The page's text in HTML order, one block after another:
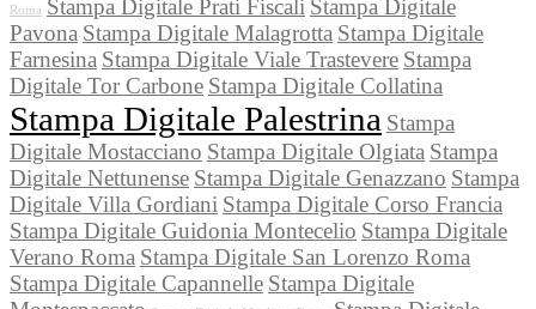
Roma Stampa Digitale Prati Fiscali Stampa Digitale
Pavona Stampa Digitale Malagrotta Stampa Digitale
Farnesina Stampa Digitale Viale Trastevere Stampa
Digitale Tor Carbone Stampa Digitale Collatina
Stampa Digitale Palestrina Stampa
Digitale Mostacciano Stampa Digitale Olgiata Stampa
Digitale Nettunense Stampa Digitale Genazzano Stampa
Digitale Villa Gordiani Stampa Digitale Corso Francia
Stampa Digitale Guidonia Montecelio Stampa Digitale
Verano Roma Stampa Digitale San Lorenzo Roma
Stampa Digitale Capannelle Stampa Digitale